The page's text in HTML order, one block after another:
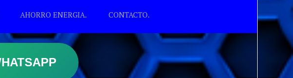
AHORRO ENERGIA. CONTACTO.